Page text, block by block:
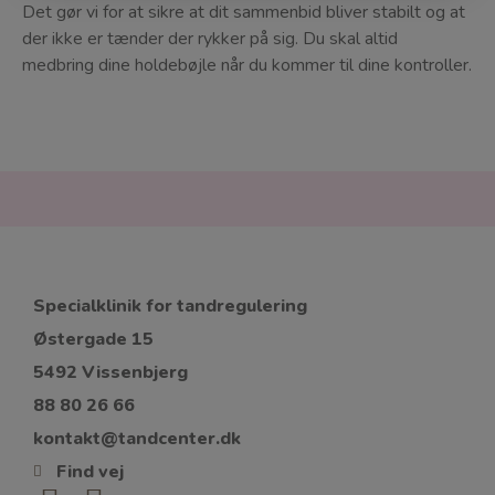
Det gør vi for at sikre at dit sammenbid bliver stabilt og at
der ikke er tænder der rykker på sig. Du skal altid
medbring dine holdebøjle når du kommer til dine kontroller.
Specialklinik for tandregulering
Østergade 15
5492 Vissenbjerg
88 80 26 66
kontakt@tandcenter.dk
Find vej